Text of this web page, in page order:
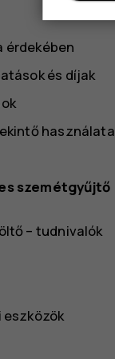
érdekében
és díjak
használata
szemétgyűjtő
– tudnivalók